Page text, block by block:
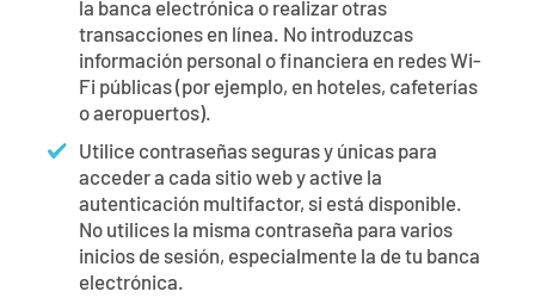
la banca electrónica o realizar otras
transacciones en línea. No introduzcas
información personal o financiera en redes Wi-
Fi públicas (por ejemplo, en hoteles, cafeterías
o aeropuertos).
Utilice contraseñas seguras y únicas para
acceder a cada sitio web y active la
autenticación multifactor, si está disponible.
No utilices la misma contraseña para varios
inicios de sesión, especialmente la de tu banca
electrónica.